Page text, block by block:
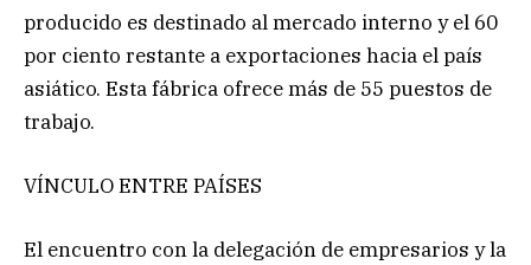
producido es destinado al mercado interno y el 60
por ciento restante a exportaciones hacia el país
asiático. Esta fábrica ofrece más de 55 puestos de
trabajo.
VÍNCULO ENTRE PAÍSES
El encuentro con la delegación de empresarios y la